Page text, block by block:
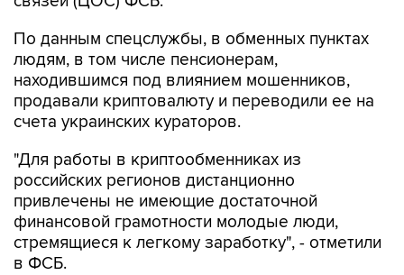
По данным спецслужбы, в обменных пунктах
людям, в том числе пенсионерам,
находившимся под влиянием мошенников,
продавали криптовалюту и переводили ее на
счета украинских кураторов.
"Для работы в криптообменниках из
российских регионов дистанционно
привлечены не имеющие достаточной
финансовой грамотности молодые люди,
стремящиеся к легкому заработку", - отметили
в ФСБ.